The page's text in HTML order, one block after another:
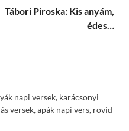
Tábori Piroska: Kis anyám,
édes…
napi versek, karácsonyi
versek, apák napi vers, rövid